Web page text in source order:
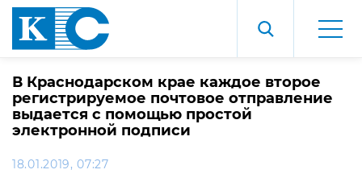
В Краснодарском крае каждое второе
регистрируемое почтовое отправление
выдается с помощью простой
электронной подписи
18.01.2019, 07:27